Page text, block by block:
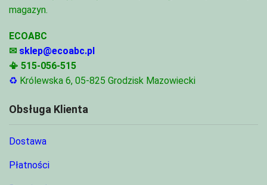
magazyn.
ECOABC
✉ sklep@ecoabc.pl
📳 515-056-515
♻ Królewska 6, 05-825 Grodzisk Mazowiecki
Obsługa Klienta
Dostawa
Płatności